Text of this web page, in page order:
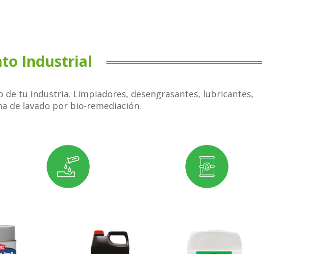
Industrial
de tu industria. Limpiadores, desengrasantes, lubricantes,
de lavado por bio-remediación.